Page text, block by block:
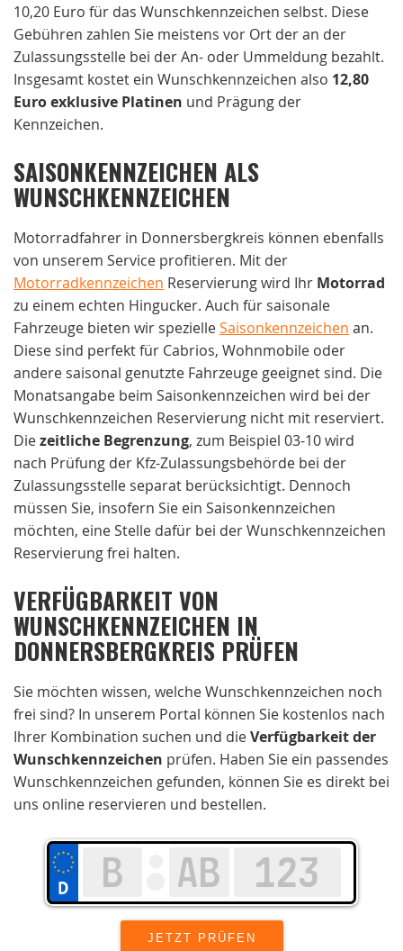
10,20 Euro für das Wunschkennzeichen selbst. Diese
Gebühren zahlen Sie meistens vor Ort der an der
Zulassungsstelle bei der An- oder Ummeldung bezahlt.
Insgesamt kostet ein Wunschkennzeichen also 12,80
Euro exklusive Platinen und Prägung der
Kennzeichen.
SAISONKENNZEICHEN ALS
WUNSCHKENNZEICHEN
Motorradfahrer in Donnersbergkreis können ebenfalls
von unserem Service profitieren. Mit der
Motorradkennzeichen Reservierung wird Ihr Motorrad
zu einem echten Hingucker. Auch für saisonale
Fahrzeuge bieten wir spezielleSaisonkennzeichen an.
Diese sind perfekt für Cabrios, Wohnmobile oder
andere saisonal genutzte Fahrzeuge geeignet sind. Die
Monatsangabe beim Saisonkennzeichen wird bei der
Wunschkennzeichen Reservierung nicht mit reserviert.
Diezeitliche Begrenzung, zum Beispiel 03-10 wird
nach Prüfung der Kfz-Zulassungsbehörde bei der
Zulassungsstelle separat berücksichtigt. Dennoch
müssen Sie, insofern Sie ein Saisonkennzeichen
möchten, eine Stelle dafür bei der Wunschkennzeichen
Reservierung frei halten.
VERFÜGBARKEIT VON
WUNSCHKENNZEICHEN IN
DONNERSBERGKREIS PRÜFEN
Sie möchten wissen, welche Wunschkennzeichen noch
frei sind? In unserem Portal können Sie kostenlos nach
Ihrer Kombination suchen und dieVerfügbarkeit der
Wunschkennzeichen prüfen. Haben Sie ein passendes
Wunschkennzeichen gefunden, können Sie es direkt bei
uns online reservieren und bestellen.